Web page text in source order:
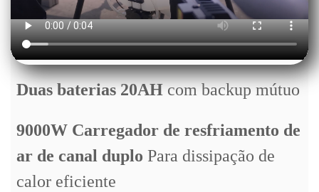
Duas baterias 20AHcom backup mútuo
9000W Carregador de resfriamento de
ar de canal duplo Para dissipação de
calor eficiente